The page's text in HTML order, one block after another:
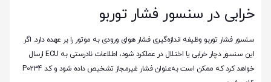
خرابی در سنسور فشار توربو
سنسور فشار توربو وظیفه اندازه‌گیری فشار هوای ورودی به موتور را بر عهده دارد. اگر
این سنسور دچار خرابی یا اختلال در عملکرد شود، اطلاعات نادرستی به ECU ارسال
خواهد کرد که ممکن است به‌عنوان فشار غیرمجاز تشخیص داده شود و کد P0234